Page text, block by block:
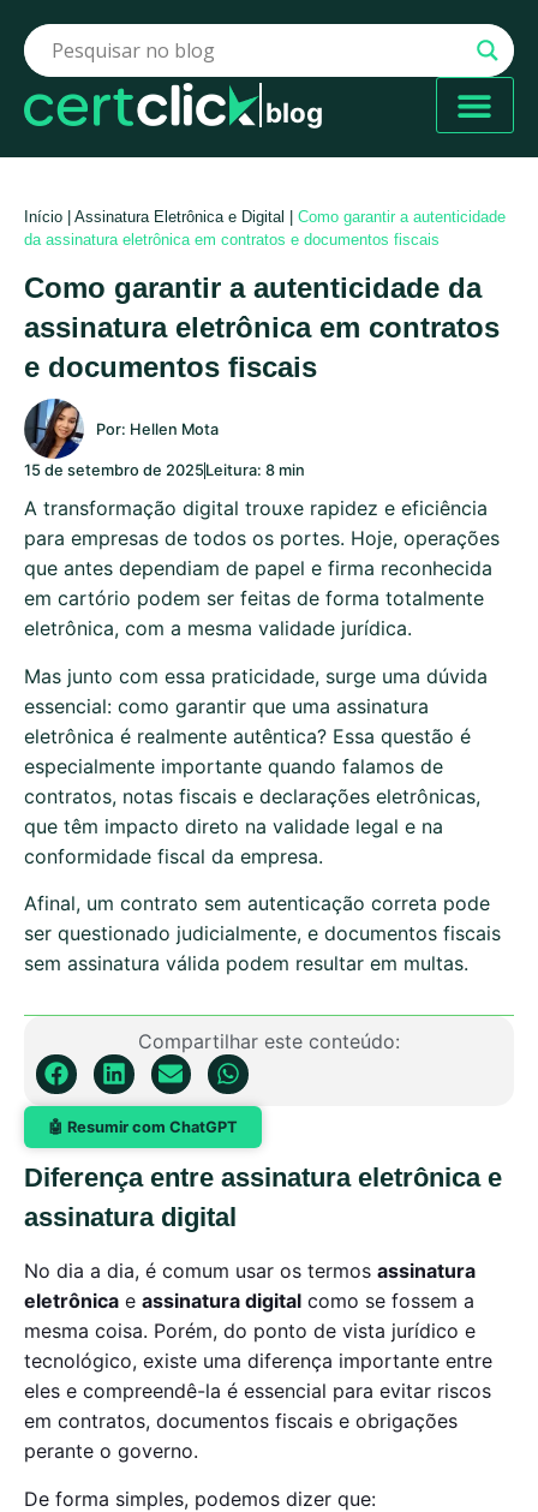
blog
Início Assinatura Eletrônica e Digital
Como garantir a autenticidade
da assinatura eletrônica em contratos e documentos fiscais
Como garantir a autenticidade da
assinatura eletrônica em contratos
e documentos fiscais
Por: Hellen Mota
15 de setembro de 2025 Leitura: 8 min
A transformação digital trouxe rapidez e eficiência
para empresas de todos os portes. Hoje, operações
que antes dependiam de papel e firma reconhecida
em cartório podem ser feitas de forma totalmente
eletrônica, com a mesma validade jurídica.
Mas junto com essa praticidade, surge uma dúvida
essencial: como garantir que uma assinatura
eletrônica é realmente autêntica? Essa questão é
especialmente importante quando falamos de
contratos, notas fiscais e declarações eletrônicas,
que têm impacto direto na validade legal e na
conformidade fiscal da empresa.
Afinal, um contrato sem autenticação correta pode
ser questionado judicialmente, e documentos fiscais
sem assinatura válida podem resultar em multas.
Compartilhar este conteúdo:
🤖 Resumir com ChatGPT
Diferença entre assinatura eletrônica e
assinatura digital
No dia a dia, é comum usar os termos assinatura
eletrônica e assinatura digital como se fossem a
mesma coisa. Porém, do ponto de vista jurídico e
tecnológico, existe uma diferença importante entre
eles e compreendê-la é essencial para evitar riscos
em contratos, documentos fiscais e obrigações
perante o governo.
De forma simples, podemos dizer que: